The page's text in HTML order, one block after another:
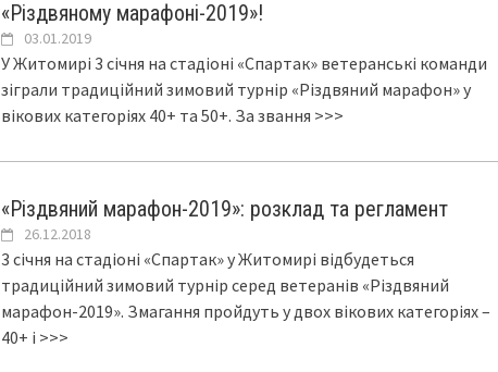
«Різдвяному марафоні-2019»!
03.01.2019
У Житомирі 3 січня на стадіоні «Спартак» ветеранські команди
зіграли традиційний зимовий турнір «Різдвяний марафон» у
вікових категоріях 40+ та 50+. За звання >>>
«Різдвяний марафон-2019»: розклад та регламент
26.12.2018
3 січня на стадіоні «Спартак» у Житомирі відбудеться
традиційний зимовий турнір серед ветеранів «Різдвяний
марафон-2019». Змагання пройдуть у двох вікових категоріях –
40+ і >>>